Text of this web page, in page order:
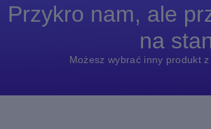
Przykro nam, ale
na
Możesz wybrać inny produkt